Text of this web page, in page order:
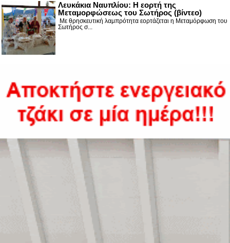
Λευκάκια Ναυπλίου: Η εορτή της
Μεταμορφώσεως του Σωτήρος (βίντεο)
Με θρησκευτική λαμπρότητα εορτάζεται η Μεταμόρφωση του
Σωτήρος σ...